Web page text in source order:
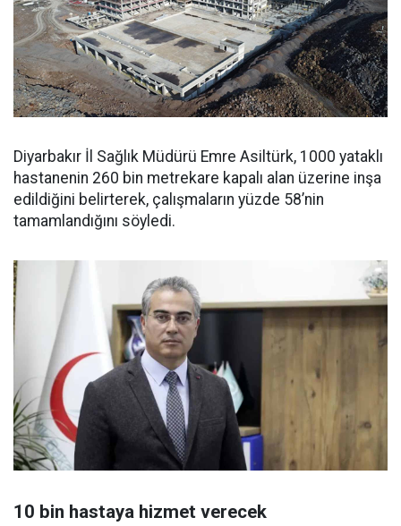
Diyarbakır İl Sağlık Müdürü Emre Asiltürk, 1000 yataklı
hastanenin 260 bin metrekare kapalı alan üzerine inşa
edildiğini belirterek, çalışmaların yüzde 58’nin
tamamlandığını söyledi.
10 bin hastaya hizmet verecek